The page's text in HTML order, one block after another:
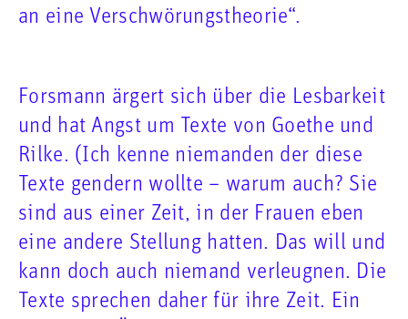
an eine Verschwörungstheorie“.
Forsmann ärgert sich über die Lesbarkeit
und hat Angst um Texte von Goethe und
Rilke. (Ich kenne niemanden der diese
Texte gendern wollte – warum auch? Sie
sind aus einer Zeit, in der Frauen eben
eine andere Stellung hatten. Das will und
kann doch auch niemand verleugnen. Die
Texte sprechen daher für ihre Zeit. Ein